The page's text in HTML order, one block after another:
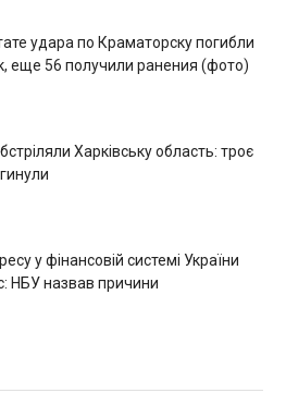
удара по Краматорску погибли
еще 56 получили ранения (фото)
Харківську область: троє
у фінансовій системі України
НБУ назвав причини